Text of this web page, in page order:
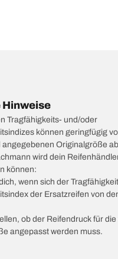
Tragfähigkeits- und/oder
können geringfügig
angegebenen Originalgröße
wird dein
können:
wenn sich der
der Ersatzreifen von
ob der Reifendruck für
angepasst werden muss.